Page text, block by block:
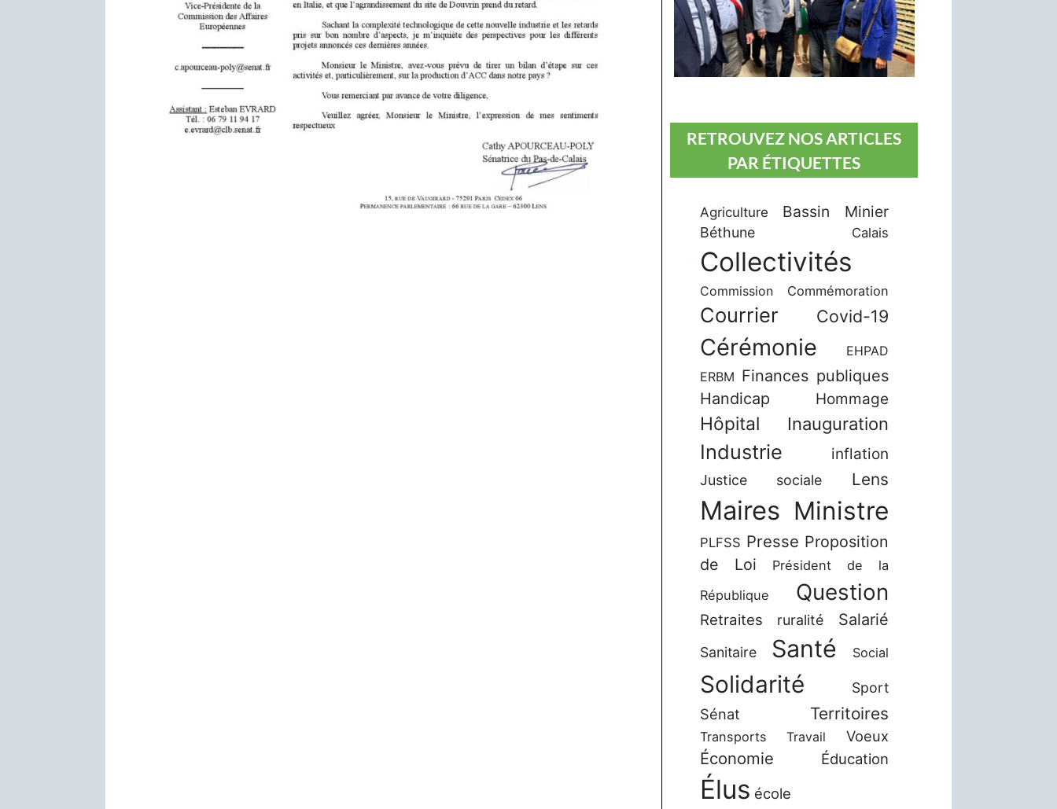
RETROUVEZ NOS ARTICLES
PAR ÉTIQUETTES
Agriculture Bassin Minier
Béthune Calais
Collectivités
Commission Commémoration
Courrier Covid-19
Cérémonie
EHPAD
ERBM Finances publiques
Handicap
Hommage
Hôpital Inauguration
Industrie inflation
Justice sociale Lens
Maires Ministre
PLFSS Presse Proposition
de Loi
Président de la
République
Question
Retraites ruralité Salarié
Sanitaire Santé Social
Solidarité Sport
Sénat Territoires
Transports Travail Voeux
Économie Éducation
Élus école